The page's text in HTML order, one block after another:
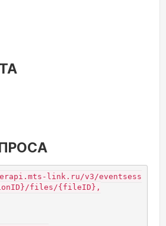
link.ru/v3/eventsess
files/{fileID},